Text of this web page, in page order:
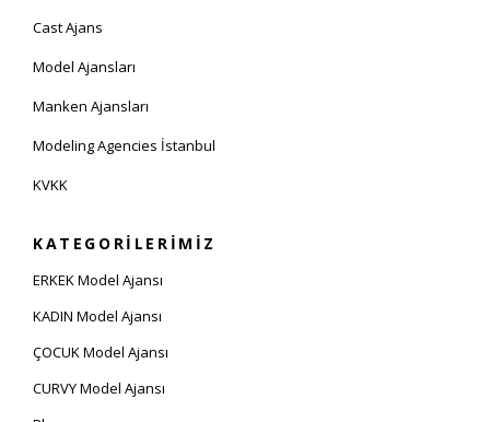
Cast Ajans
Model Ajansları
Manken Ajansları
Modeling Agencies İstanbul
KVKK
KATEGORİLERİMİZ
ERKEK Model Ajansı
KADIN Model Ajansı
ÇOCUK Model Ajansı
CURVY Model Ajansı